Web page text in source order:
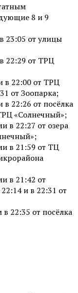
8 и 9
23:05 от улицы
22:29 от ТРЦ
в 22:00 от ТРЦ
от Зоопарка;
22:26 от посёлка
«Солнечный»;
в 22:27 от озера
в 21:59 от ТЦ
в 21:42 от
и в 22:31 от
22:35 от посёлка